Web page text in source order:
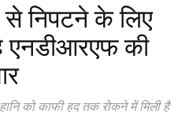
निपटने के लिए
एनडीआरएफ की
को काफी हद तक रोकने में मिली है